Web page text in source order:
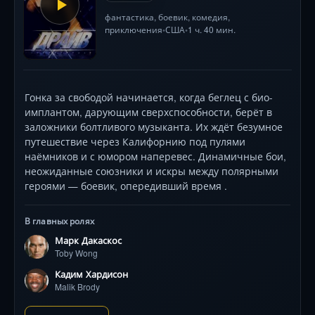
фантастика, боевик, комедия,
приключения•США•1 ч. 40 мин.
Гонка за свободой начинается, когда беглец с био-
имплантом, дарующим сверхспособности, берёт в
заложники болтливого музыканта. Их ждёт безумное
путешествие через Калифорнию под пулями
наёмников и с юмором наперевес. Динамичные бои,
неожиданные союзники и искры между полярными
героями — боевик, опередивший время .
В главных ролях
Марк Дакаскос
Toby Wong
Кадим Хардисон
Malik Brody